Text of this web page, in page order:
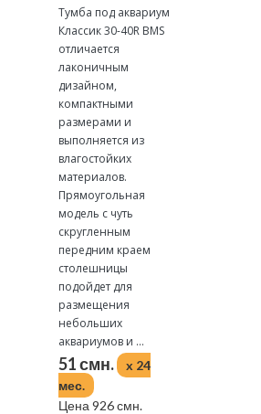
Тумба под аквариум
Классик 30-40R BMS
отличается
лаконичным
дизайном,
компактными
размерами и
выполняется из
влагостойких
материалов.
Прямоугольная
модель с чуть
скругленным
передним краем
столешницы
подойдет для
размещения
небольших
аквариумов и ...
51 смн.
x 24
мес.
Цена 926 смн.